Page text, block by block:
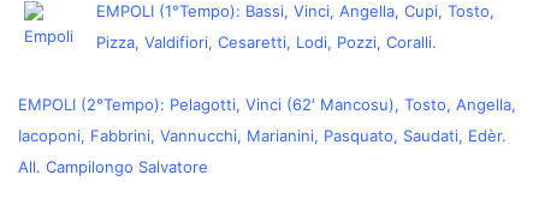
EMPOLI (1°Tempo): Bassi, Vinci, Angella, Cupi, Tosto,
Pizza, Valdifiori, Cesaretti, Lodi, Pozzi, Coralli.
EMPOLI (2°Tempo): Pelagotti, Vinci (62′ Mancosu), Tosto, Angella,
Iacoponi, Fabbrini, Vannucchi, Marianini, Pasquato, Saudati, Edèr.
All. Campilongo Salvatore